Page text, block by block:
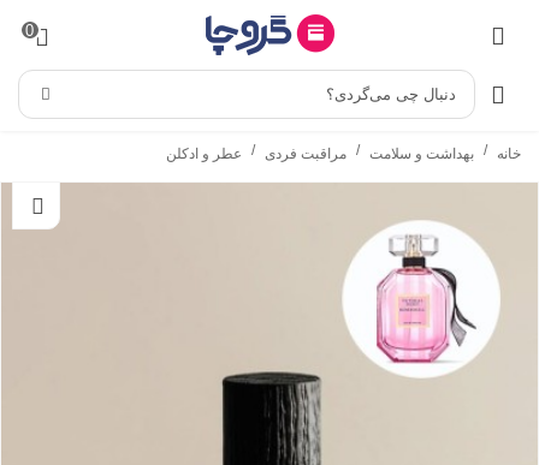
0
دنبال چی می‌گردی؟
خانه / بهداشت و سلامت / مراقبت فردی / عطر و ادکلن